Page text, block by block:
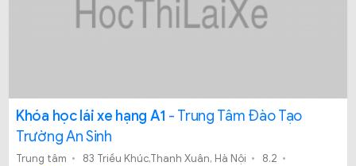
Khóa học lái xe hạng A1 - Trung Tâm Đào Tạo
Trường An Sinh
Trung tâm 83 Triều Khúc,Thanh Xuân, Hà Nội
8.2